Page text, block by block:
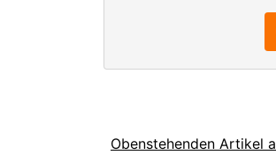
Obenstehenden Artikel